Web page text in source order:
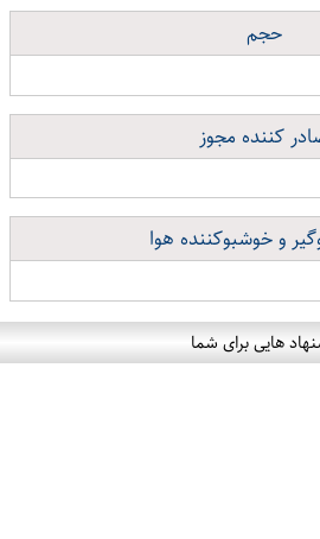
حجم
کننده مجوز
و خوشبوکننده هوا
هایی برای شما